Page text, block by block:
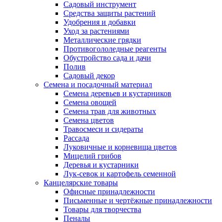
Садовый инструмент
Средства защиты растений
Удобрения и добавки
Уход за растениями
Металлические грядки
Противогололедные реагенты
Обустройство сада и дачи
Полив
Садовый декор
Семена и посадочный материал
Семена деревьев и кустарников
Семена овощей
Семена трав для животных
Семена цветов
Травосмеси и сидераты
Рассада
Луковичные и корневища цветов
Мицелий грибов
Деревья и кустарники
Лук-севок и картофель семенной
Канцелярские товары
Офисные принадлежности
Письменные и чертёжные принадлежности
Товары для творчества
Пеналы